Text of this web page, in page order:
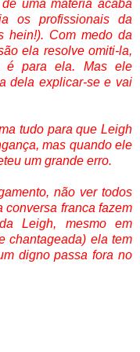
uma matéria acaba
os profissionais da
hein!). Com medo da
ela resolve omiti-la,
é para ela. Mas ele
dela explicar-se e vai
tudo para que Leigh
mas quando ele
um grande erro.
não ver todos
conversa franca fazem
Leigh, mesmo em
chantageada) ela tem
digno passa fora no